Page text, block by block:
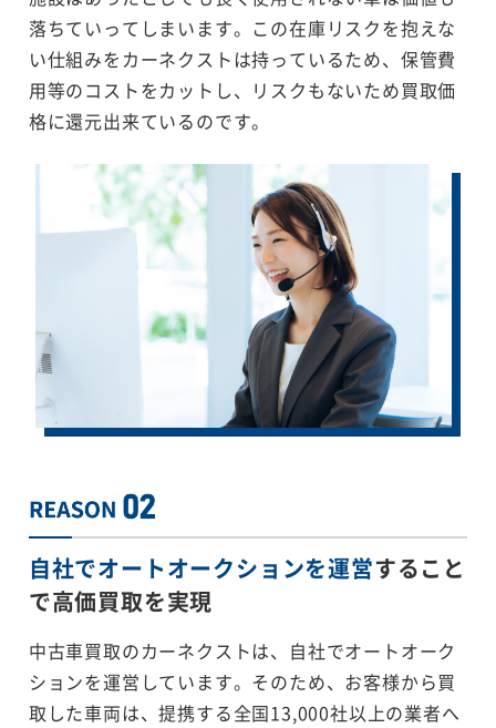
落ちていってしまいます。この在庫リスクを抱えな
い仕組みをカーネクストは持っているため、保管費
用等のコストをカットし、リスクもないため買取価
格に還元出来ているのです。
自社でオートオークションを運営すること
で高価買取を実現
中古車買取のカーネクストは、自社でオートオーク
ションを運営しています。そのため、お客様から買
取した車両は、提携する全国13,000社以上の業者へ